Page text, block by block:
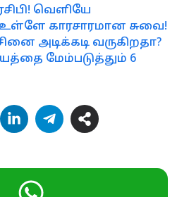
வெளியே
காரசாரமான சுவை!
அடிக்கடி வருகிறதா?
மேம்படுத்தும் 6